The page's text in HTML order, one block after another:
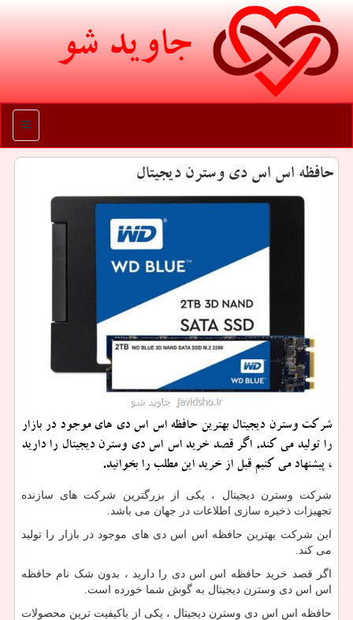
جاوید شو
منو
حافظه اس اس دی وسترن دیجیتال
شركت وسترن دیجیتال بهترین حافظه اس اس دی های موجود در بازار
را تولید می كند. اگر قصد خرید اس اس دی وسترن دیجیتال را دارید
، پیشنهاد می كنیم قبل از خرید این مطلب را بخوانید.
شرکت وسترن دیجیتال ، یکی از بزرگترین شرکت های سازنده
تجهیزات ذخیره سازی اطلاعات در جهان می باشد.
این شرکت بهترین حافظه اس اس دی های موجود در بازار را تولید
می کند.
اگر قصد خرید حافظه اس اس دی را دارید ، بدون شک نام حافظه
اس اس دی وسترن دیجیتال به گوش شما خورده است.
حافظه اس اس دی وسترن دیجیتال ، یکی از باکیفیت ترین محصولات